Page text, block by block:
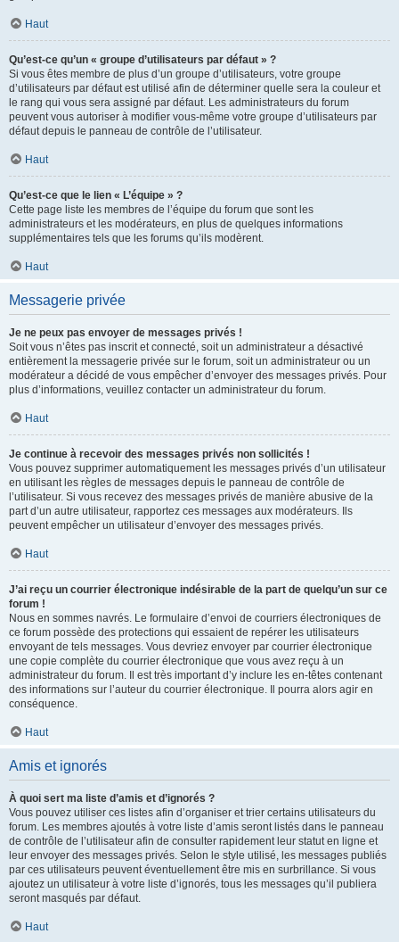
Haut
Qu’est-ce qu’un « groupe d’utilisateurs par défaut » ?
Si vous êtes membre de plus d’un groupe d’utilisateurs, votre groupe
d’utilisateurs par défaut est utilisé afin de déterminer quelle sera la couleur et
le rang qui vous sera assigné par défaut. Les administrateurs du forum
peuvent vous autoriser à modifier vous-même votre groupe d’utilisateurs par
défaut depuis le panneau de contrôle de l’utilisateur.
Haut
Qu’est-ce que le lien « L’équipe » ?
Cette page liste les membres de l’équipe du forum que sont les
administrateurs et les modérateurs, en plus de quelques informations
supplémentaires tels que les forums qu’ils modèrent.
Haut
Messagerie privée
Je ne peux pas envoyer de messages privés !
Soit vous n’êtes pas inscrit et connecté, soit un administrateur a désactivé
entièrement la messagerie privée sur le forum, soit un administrateur ou un
modérateur a décidé de vous empêcher d’envoyer des messages privés. Pour
plus d’informations, veuillez contacter un administrateur du forum.
Haut
Je continue à recevoir des messages privés non sollicités !
Vous pouvez supprimer automatiquement les messages privés d’un utilisateur
en utilisant les règles de messages depuis le panneau de contrôle de
l’utilisateur. Si vous recevez des messages privés de manière abusive de la
part d’un autre utilisateur, rapportez ces messages aux modérateurs. Ils
peuvent empêcher un utilisateur d’envoyer des messages privés.
Haut
J’ai reçu un courrier électronique indésirable de la part de quelqu’un sur ce
forum !
Nous en sommes navrés. Le formulaire d’envoi de courriers électroniques de
ce forum possède des protections qui essaient de repérer les utilisateurs
envoyant de tels messages. Vous devriez envoyer par courrier électronique
une copie complète du courrier électronique que vous avez reçu à un
administrateur du forum. Il est très important d’y inclure les en-têtes contenant
des informations sur l’auteur du courrier électronique. Il pourra alors agir en
conséquence.
Haut
Amis et ignorés
À quoi sert ma liste d’amis et d’ignorés ?
Vous pouvez utiliser ces listes afin d’organiser et trier certains utilisateurs du
forum. Les membres ajoutés à votre liste d’amis seront listés dans le panneau
de contrôle de l’utilisateur afin de consulter rapidement leur statut en ligne et
leur envoyer des messages privés. Selon le style utilisé, les messages publiés
par ces utilisateurs peuvent éventuellement être mis en surbrillance. Si vous
ajoutez un utilisateur à votre liste d’ignorés, tous les messages qu’il publiera
seront masqués par défaut.
Haut